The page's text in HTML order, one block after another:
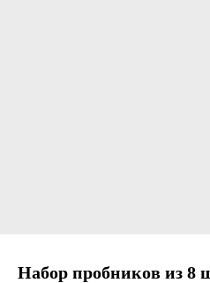
Набор пробников из 8